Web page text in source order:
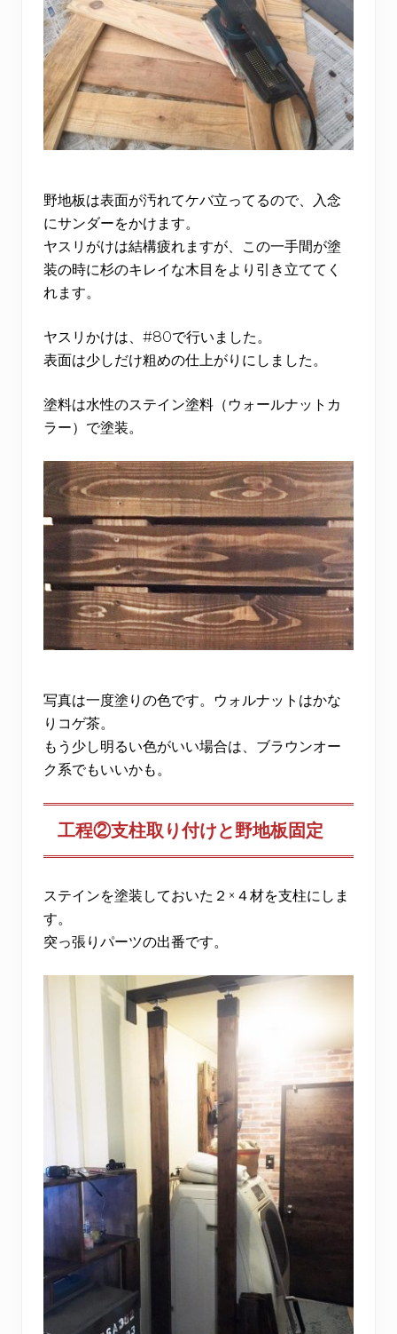
野地板は表面が汚れてケバ立ってるので、入念
にサンダーをかけます。
ヤスリがけは結構疲れますが、この一手間が塗
装の時に杉のキレイな木目をより引き立ててく
れます。
ヤスリかけは、#80で行いました。
表面は少しだけ粗めの仕上がりにしました。
塗料は水性のステイン塗料（ウォールナットカ
ラー）で塗装。
写真は一度塗りの色です。ウォルナットはかな
りコゲ茶。
もう少し明るい色がいい場合は、ブラウンオー
ク系でもいいかも。
工程②支柱取り付けと野地板固定
ステインを塗装しておいた２×４材を支柱にしま
す。
突っ張りパーツの出番です。